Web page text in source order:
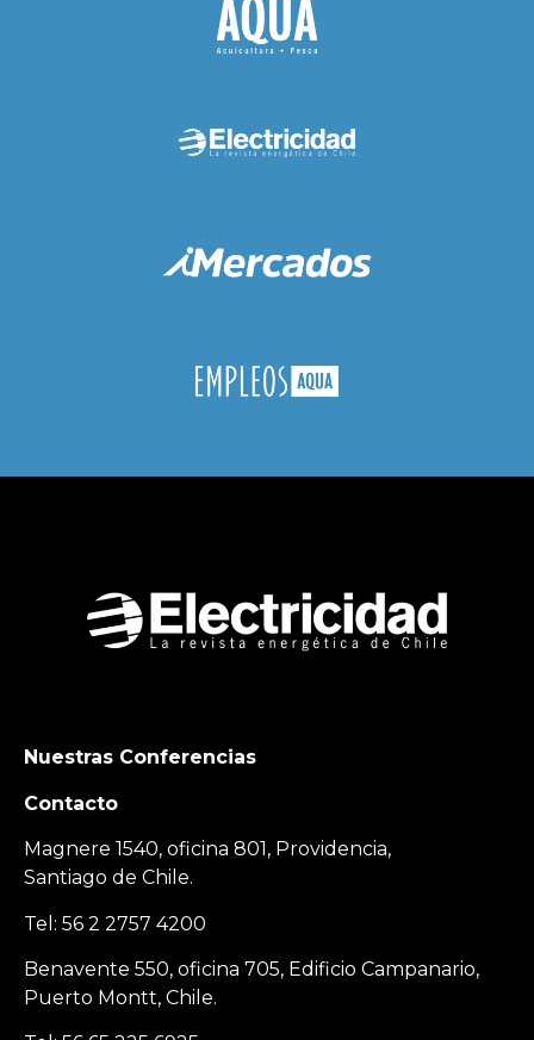
Nuestras Conferencias
Contacto
Magnere 1540, oficina 801, Providencia,
Santiago de Chile.
Tel: 56 2 2757 4200
Benavente 550, oficina 705, Edificio Campanario,
Puerto Montt, Chile.